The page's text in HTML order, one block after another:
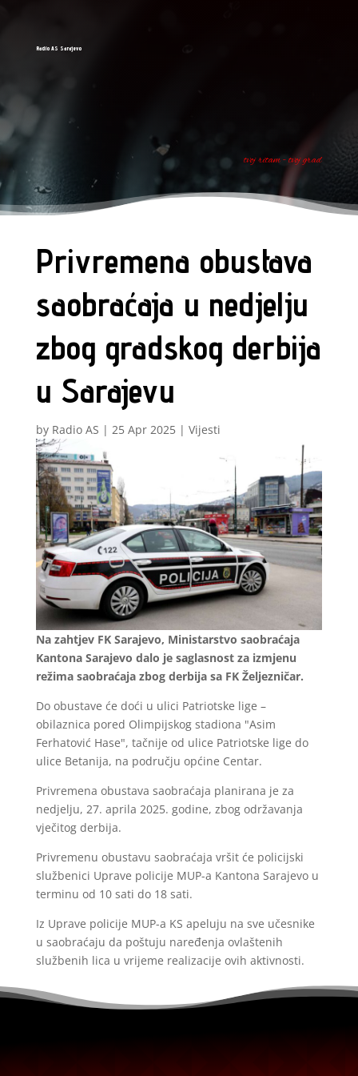
Radio AS Sarajevo
tvoj ritam - tvoj grad
Privremena obustava
saobraćaja u nedjelju
zbog gradskog derbija
u Sarajevu
by Radio AS | 25 Apr 2025| Vijesti
Na zahtjev FK Sarajevo, Ministarstvo saobraćaja
Kantona Sarajevo dalo je saglasnost za izmjenu
režima saobraćaja zbog derbija sa FK Željezničar.
Do obustave će doći u ulici Patriotske lige –
obilaznica pored Olimpijskog stadiona "Asim
Ferhatović Hase", tačnije od ulice Patriotske lige do
ulice Betanija, na području općine Centar.
Privremena obustava saobraćaja planirana je za
nedjelju, 27. aprila 2025. godine, zbog održavanja
vječitog derbija.
Privremenu obustavu saobraćaja vršit će policijski
službenici Uprave policije MUP-a Kantona Sarajevo u
terminu od 10 sati do 18 sati.
Iz Uprave policije MUP-a KS apeluju na sve učesnike
u saobraćaju da poštuju naređenja ovlaštenih
službenih lica u vrijeme realizacije ovih aktivnosti.